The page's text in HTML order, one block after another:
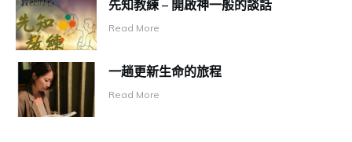
先知教練 – 開啟神一般的談話
Read More
一趟更新生命的旅程
Read More